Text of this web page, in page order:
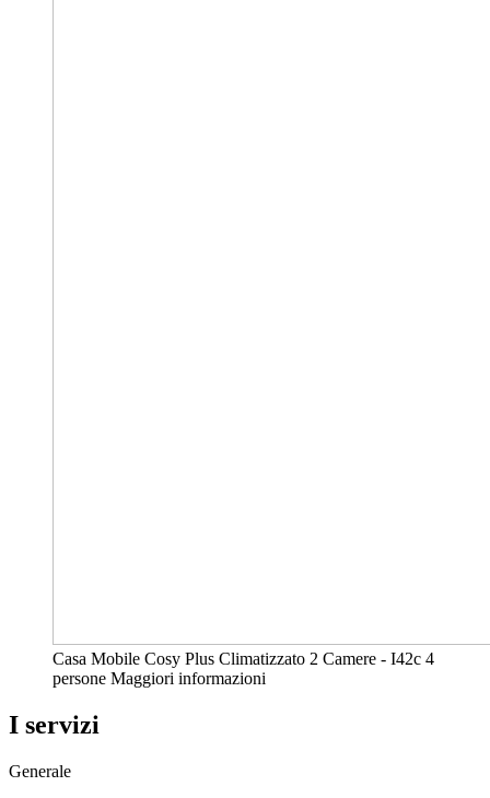
Casa Mobile Cosy Plus Climatizzato 2 Camere - I42c 4
persone Maggiori informazioni
I servizi
Generale